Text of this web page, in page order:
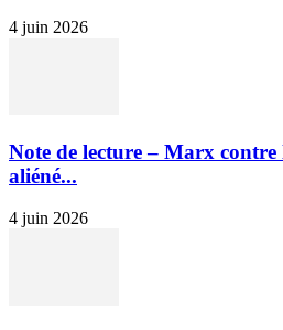
4 juin 2026
Note de lecture – Marx
aliéné...
4 juin 2026